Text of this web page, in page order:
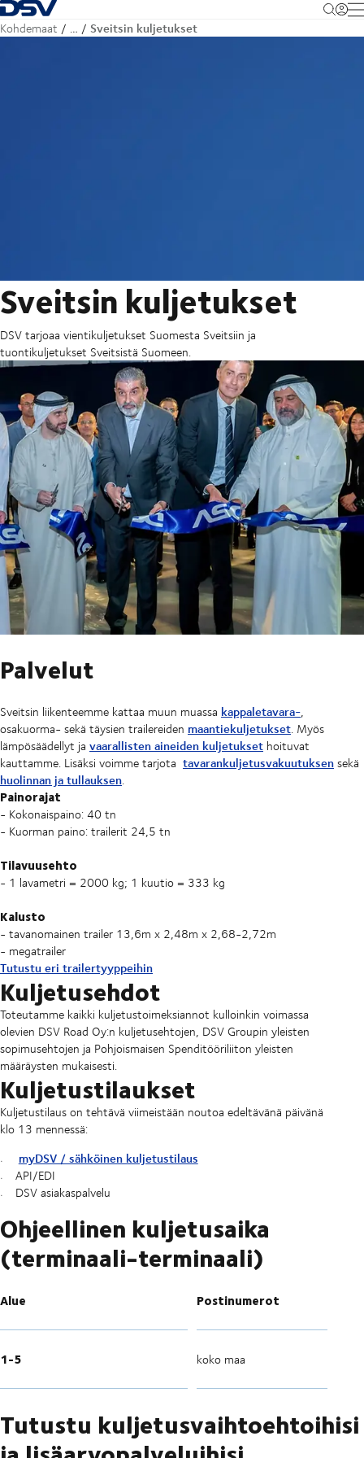
Takaisin kotisivulle
Kohdemaat … Sveitsin kuljetukset
Sveitsin kuljetukset
DSV tarjoaa vientikuljetukset Suomesta Sveitsiin ja
tuontikuljetukset Sveitsistä Suomeen.
Palvelut
Sveitsin liikenteemme kattaa muun muassa kappaletavara-,
osakuorma- sekä täysien trailereiden maantiekuljetukset. Myös
lämpösäädellyt ja vaarallisten aineiden kuljetukset hoituvat
kauttamme. Lisäksi voimme tarjota tavarankuljetusvakuutuksensekä
huolinnan ja tullauksen.
Painorajat
- Kokonaispaino: 40 tn
- Kuorman paino: trailerit 24,5 tn
Tilavuusehto
- 1 lavametri = 2000 kg; 1 kuutio = 333 kg
Kalusto
- tavanomainen trailer 13,6m x 2,48m x 2,68-2,72m
- megatrailer
Tutustu eri trailertyyppeihin
Kuljetusehdot
Toteutamme kaikki kuljetustoimeksiannot kulloinkin voimassa
olevien DSV Road Oy:n kuljetusehtojen, DSV Groupin yleisten
sopimusehtojen ja Pohjoismaisen Spenditööriliiton yleisten
määräysten mukaisesti.
Kuljetustilaukset
Kuljetustilaus on tehtävä viimeistään noutoa edeltävänä päivänä
klo 13 mennessä:
myDSV / sähköinen kuljetustilaus
API/EDI
DSV asiakaspalvelu
Ohjeellinen kuljetusaika
(terminaali-terminaali)
Alue Postinumerot
1-5 koko maa
Tutustu kuljetusvaihtoehtoihisi